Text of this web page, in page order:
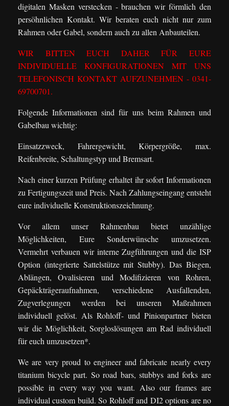
digitalen Masken verstecken - brauchen wir förmlich den
persöhnlichen Kontakt. Wir beraten euch nicht nur zum
Rahmen oder Gabel, sondern auch zu allen Anbauteilen.
WIR BITTEN EUCH DAHER FÜR EURE
INDIVIDUELLE KONFIGURATIONEN MIT UNS
TELEFONISCH KONTAKT AUFZUNEHMEN - 0341-
69700701.
Folgende Informationen sind für uns beim Rahmen und
Gabelbau wichtig:
Einsatzzweck, Fahrergewicht, Körpergröße, max.
Reifenbreite, Schaltungstyp und Bremsart.
Nach einer kurzen Prüfung erhaltet ihr sofort Informationen
zu Fertigungszeit und Preis. Nach Zahlungseingang entsteht
eure individuelle Konstruktionszeichnung.
Vor allem unser Rahmenbau bietet unzählige
Möglichkeiten, Eure Sonderwünsche umzusetzen.
Vermehrt verbauen wir interne Zugführungen und die ISP
Option (integrierte Sattelstütze mit Stubby). Das Biegen,
Ablängen, Ovalisieren und Modifizieren von Rohren,
Gepäckträgeraufnahmen, verschiedene Ausfallenden,
Zugverlegungen werden bei unseren Maßrahmen
individuell gelöst. Als Rohloff- und Pinionpartner bieten
wir die Möglichkeit, Sorgloslösungen am Rad individuell
für euch umzusetzen*.
We are very proud to engineer and fabricate nearly every
titanium bicycle part. So road bars, stubbys and forks are
possible in every way you want. Also our frames are
individual custom build. So Rohloff and DI2 options are no